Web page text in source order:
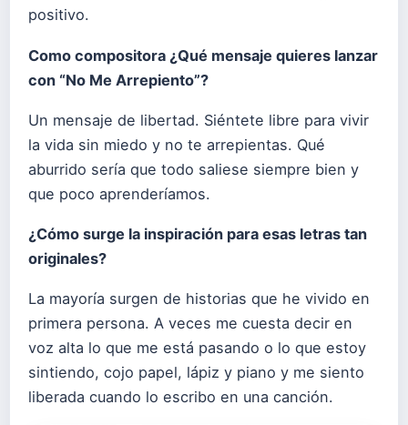
positivo.
Como compositora ¿Qué mensaje quieres lanzar
con “No Me Arrepiento”?
Un mensaje de libertad. Siéntete libre para vivir
la vida sin miedo y no te arrepientas. Qué
aburrido sería que todo saliese siempre bien y
que poco aprenderíamos.
¿Cómo surge la inspiración para esas letras tan
originales?
La mayoría surgen de historias que he vivido en
primera persona. A veces me cuesta decir en
voz alta lo que me está pasando o lo que estoy
sintiendo, cojo papel, lápiz y piano y me siento
liberada cuando lo escribo en una canción.